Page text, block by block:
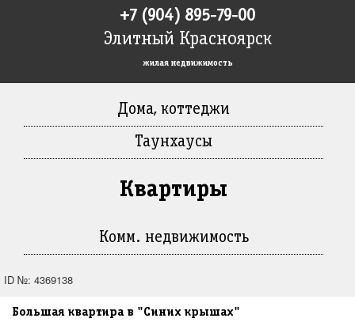
Элитный Красноярск
жилая недвижимость
+7 (904) 895-79-00
Дома, коттеджи
Таунхаусы
Квартиры
Комм. недвижимость
ID №: 4369138
Большая квартира в "Синих крышах"